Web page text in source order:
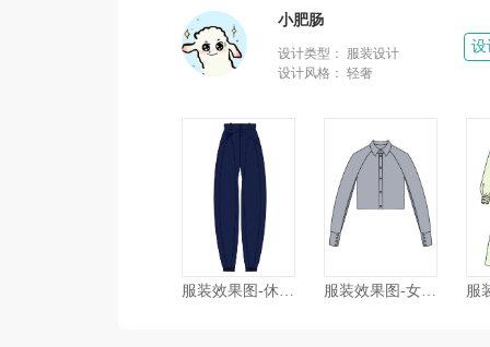
小肥肠
设计类型：
服装设计
设计风格： 轻奢
设
服装效果图-休闲裤 休闲运动 男装 服装效果图-女装衬衫 简约中性 女装